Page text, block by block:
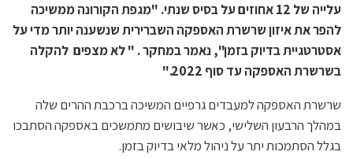
עלייה של 12 אחוזים על בסיס שנתי. "מגפת הקורונה ממשיכה
להפר את איזון שרשרת האספקה ​​השברירית שנשענה יותר מדי על
אסטרטגיית בדיוק בזמן", נאמר במחקר . " לא מצפים להקלה
בשרשרת האספקה עד סוף 2022."
שרשרת האספקה ​​למעבדים גרפיים המשיכה ברכבת ההרים שלה
במהלך הרבעון השלישי, כאשר שיבושים מתמשכים באספקה ​​הסתבכו
בגלל הסתמכות יתר על ניהול מלאי בדיוק בזמן.